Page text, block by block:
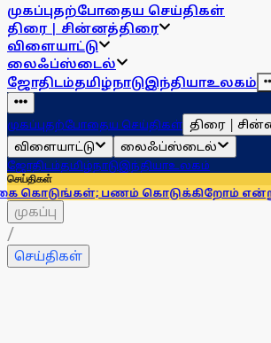
முகப்புதற்போதைய செய்திகள்
திரை | சின்னத்திரை
விளையாட்டு
லைஃப்ஸ்டைல்
ஜோதிடம்தமிழ்நாடுஇந்தியாஉலகம்
முகப்புதற்போதைய செய்திகள் திரை |
விளையாட்டு
லைஃப்ஸ்டைல்
ஜோதிடம்தமிழ்நாடுஇந்தியாஉலகம்
செய்திகள்
பணம் கொடுக்கிறோம் என்று
முகப்பு
/
செய்திகள்